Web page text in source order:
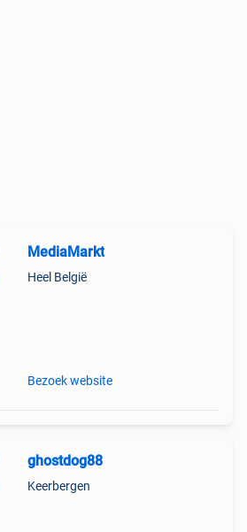
MediaMarkt
Heel België
Bezoek website
ghostdog88
Keerbergen